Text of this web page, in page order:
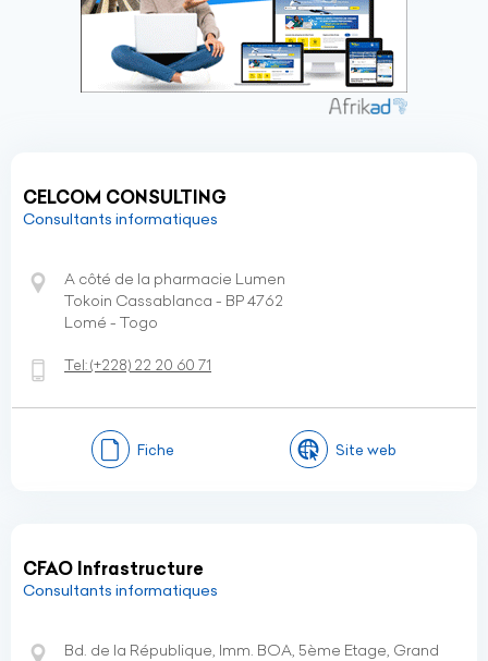
CELCOM CONSULTING
Consultants informatiques
A côté de la pharmacie Lumen
Tokoin Cassablanca - BP 4762
Lomé - Togo
Tel:(+228) 22 20 60 71
Fiche Site web
CFAO Infrastructure
Consultants informatiques
Bd. de la République, Imm. BOA, 5ème Etage, Grand